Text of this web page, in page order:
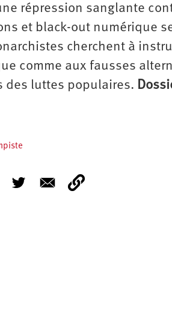
répression sanglante
et black-out numérique
cherchent à
comme aux fausses
des luttes populaires.